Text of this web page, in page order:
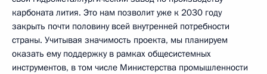
карбоната лития. Это нам позволит уже к 2030 году
закрыть почти половину всей внутренней потребности
страны. Учитывая значимость проекта, мы планируем
оказать ему поддержку в рамках общесистемных
инструментов, в том числе Министерства промышленности